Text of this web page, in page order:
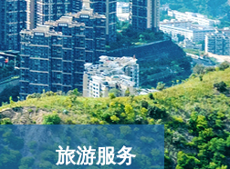
旅游服务